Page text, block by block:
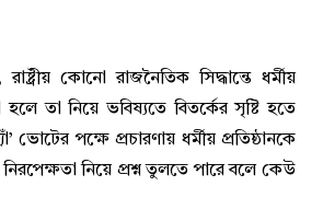
কোনো রাজনৈতিক সিদ্ধান্তে ধর্মীয়
হলে তা নিয়ে ভবিষ্যতে বিতর্কের সৃষ্টি হতে
ভোটের পক্ষে প্রচারণায় ধর্মীয় প্রতিষ্ঠানকে
নিরপেক্ষতা নিয়ে প্রশ্ন তুলতে পারে বলে কেউ